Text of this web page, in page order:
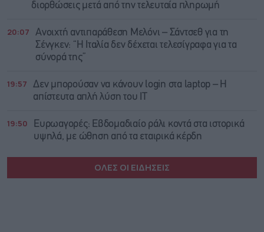
διορθώσεις μετά από την τελευταία πληρωμή
20:07
Ανοιχτή αντιπαράθεση Μελόνι – Σάντσεθ για τη
Σένγκεν: “Η Ιταλία δεν δέχεται τελεσίγραφα για τα
σύνορά της”
19:57
Δεν μπορούσαν να κάνουν login στα laptop – Η
απίστευτα απλή λύση του IT
19:50
Ευρωαγορές: Εβδομαδιαίο ράλι κοντά στα ιστορικά
υψηλά, με ώθηση από τα εταιρικά κέρδη
ΟΛΕΣ ΟΙ ΕΙΔΗΣΕΙΣ